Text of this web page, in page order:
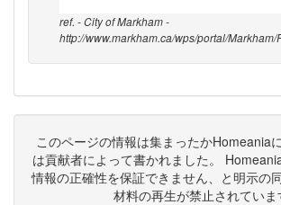
ref. - City of Markham -
http://www.markham.ca/wps/portal/
このページの情報は集まったかHomeania
は貢献者によって書かれました。
情報の正確性を保証できません、と明示の
材料の再生が禁止されていま